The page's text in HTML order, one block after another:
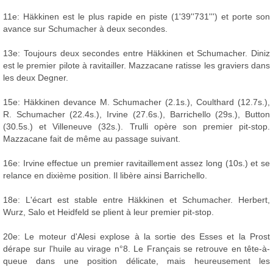
11e: Häkkinen est le plus rapide en piste (1'39''731''') et porte son
avance sur Schumacher à deux secondes.
13e: Toujours deux secondes entre Häkkinen et Schumacher. Diniz
est le premier pilote à ravitailler. Mazzacane ratisse les graviers dans
les deux Degner.
15e: Häkkinen devance M. Schumacher (2.1s.), Coulthard (12.7s.),
R. Schumacher (22.4s.), Irvine (27.6s.), Barrichello (29s.), Button
(30.5s.) et Villeneuve (32s.). Trulli opère son premier pit-stop.
Mazzacane fait de même au passage suivant.
16e: Irvine effectue un premier ravitaillement assez long (10s.) et se
relance en dixième position. Il libère ainsi Barrichello.
18e: L'écart est stable entre Häkkinen et Schumacher. Herbert,
Wurz, Salo et Heidfeld se plient à leur premier pit-stop.
20e: Le moteur d'Alesi explose à la sortie des Esses et la Prost
dérape sur l'huile au virage n°8. Le Français se retrouve en tête-à-
queue dans une position délicate, mais heureusement les